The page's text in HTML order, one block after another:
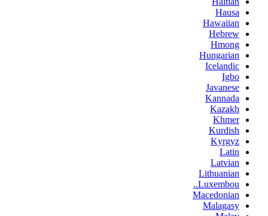
Hausa
Hawaiian
Hebrew
Hmong
Hungarian
Icelandic
Igbo
Javanese
Kannada
Kazakh
Khmer
Kurdish
Kyrgyz
Latin
Latvian
Lithuanian
Luxembou..
Macedonian
Malagasy